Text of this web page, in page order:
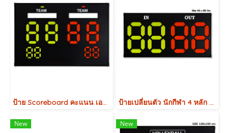
ป้าย Scoreboard คะแนน เอนกประสงค์ สำหรับบอกคะแนนการแข่งขันกีฬาต่างๆ ป้ายเปลี่ยนตัว นักกีฬา 4 หลัก 40x80 Cm.
New New